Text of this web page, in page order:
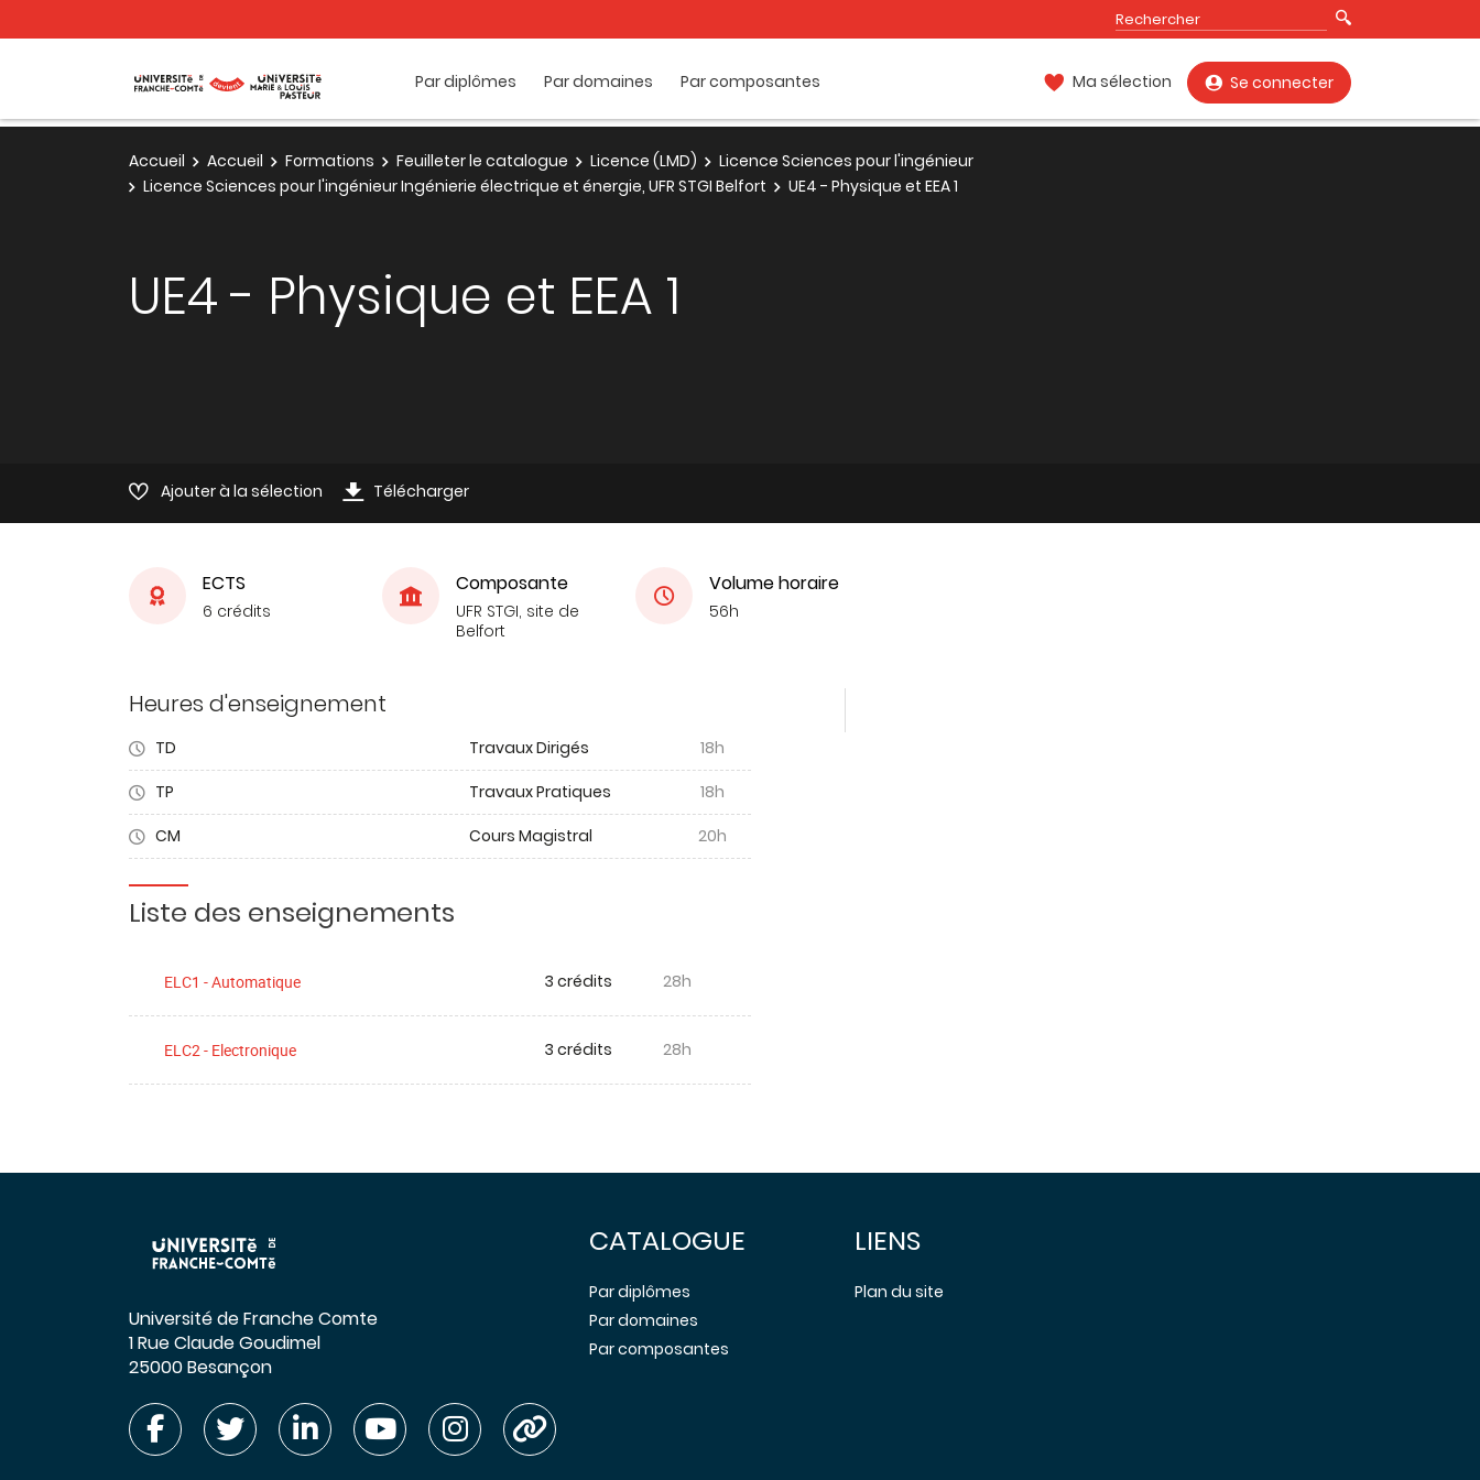
Par diplômes Par domaines Par composantes Ma sélection Se connecter
Accueil Accueil Formations Feuilleter le catalogue Licence (LMD)
Licence Sciences pour l'ingénieur
Licence Sciences pour l'ingénieur Ingénierie électrique et énergie, UFR STGI Belfort
UE4 - Physique et EEA 1
UE4 - Physique et EEA 1
Ajouter à la sélection Télécharger
ECTS
6 crédits
Composante
UFR STGI, site de
Belfort
Volume horaire
56h
Heures d'enseignement
TD Travaux Dirigés
18h
TP
Travaux Pratiques
18h
CM
Cours Magistral 20h
Liste des enseignements
ELC1 - Automatique 3 crédits 28h
ELC2 - Electronique 3 crédits 28h
Université de Franche Comte
1 Rue Claude Goudimel
25000 Besançon
CATALOGUE
Par diplômes
Par domaines
Par composantes
LIENS
Plan du site